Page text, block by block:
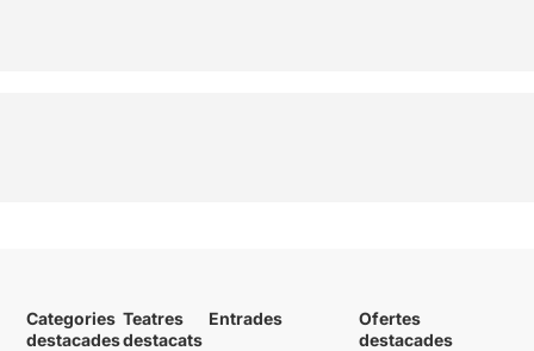
Categories
destacades
Teatres
destacats
Entrades
Ofertes
destacades